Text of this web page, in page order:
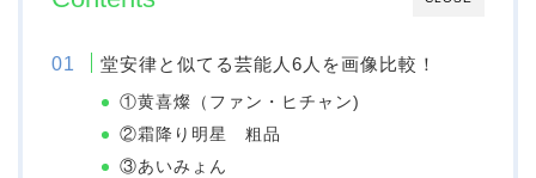
堂安律と似てる芸能人6人を画像比較！
①黄喜燦（ファン・ヒチャン)
②霜降り明星 粗品
③あいみょん